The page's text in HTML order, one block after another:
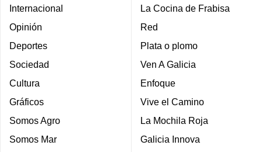
Internacional
Opinión
Deportes
Sociedad
Cultura
Gráficos
Somos Agro
Somos Mar
La Cocina de Frabisa
Red
Plata o plomo
Ven A Galicia
Enfoque
Vive el Camino
La Mochila Roja
Galicia Innova